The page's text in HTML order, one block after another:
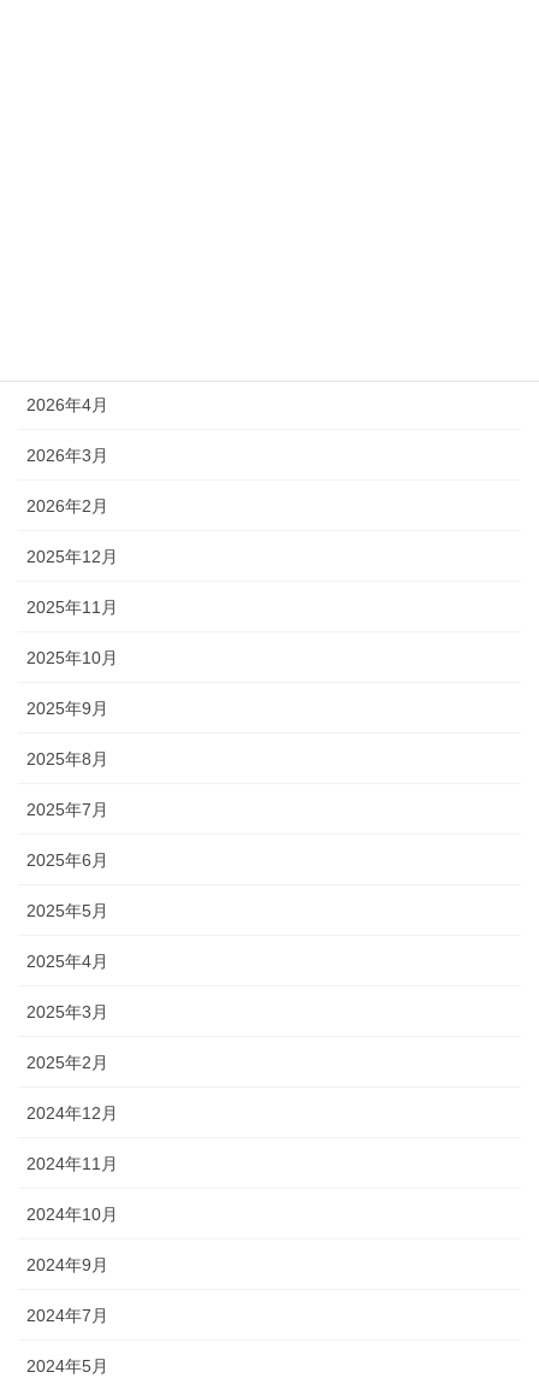
2026年4月
2026年3月
2026年2月
2025年12月
2025年11月
2025年10月
2025年9月
2025年8月
2025年7月
2025年6月
2025年5月
2025年4月
2025年3月
2025年2月
2024年12月
2024年11月
2024年10月
2024年9月
2024年7月
2024年5月